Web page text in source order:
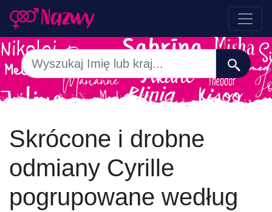
Skrócone i drobne
odmiany Cyrille
pogrupowane według